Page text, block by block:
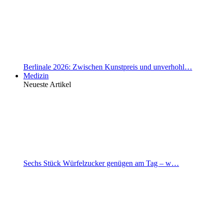
Berlinale 2026: Zwischen Kunstpreis und unverhohl…
Medizin
Neueste Artikel
Sechs Stück Würfelzucker genügen am Tag – w…